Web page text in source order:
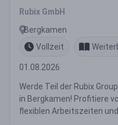
Rubix GmbH
Bergkamen
Vollzeit
01.08.2026
Werde Teil der Rubix
in Bergkamen! Profitiere
flexiblen Arbeitszeiten